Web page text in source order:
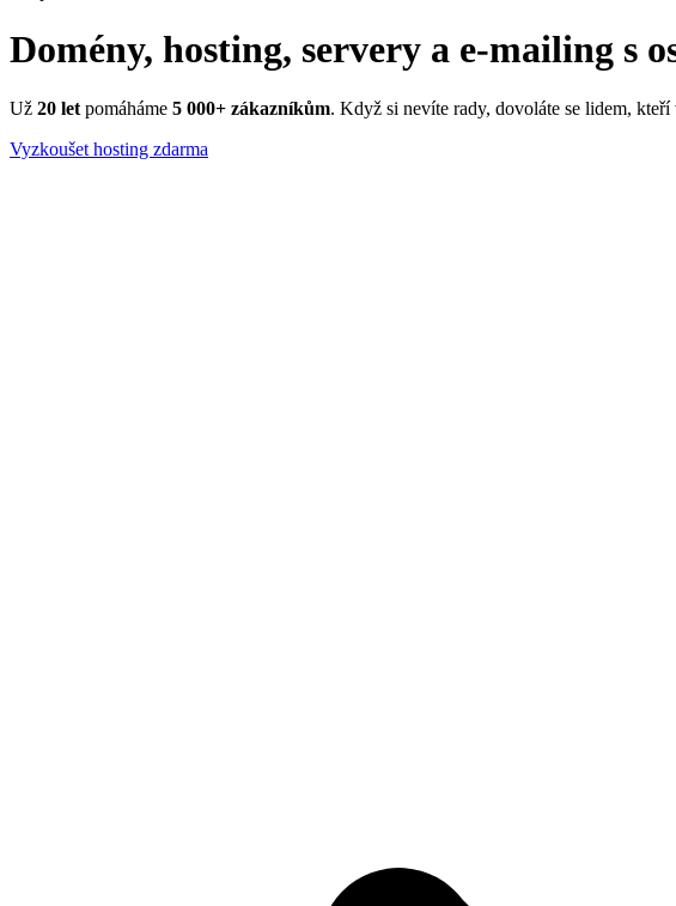
Domény, hosting, servery a e-mailing s
Už 20 let pomáháme 5 000+ zákazníkům. Když si nevíte rady, dovoláte se lidem,
Vyzkoušet hosting zdarma